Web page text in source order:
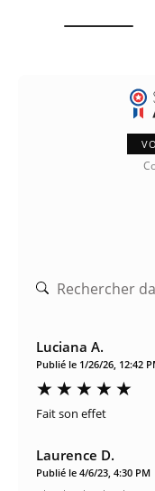
Luciana A.
Publié le 1/26/26, 12:42
Fait son effet
Laurence D.
Publié le 4/6/23, 4:30 PM